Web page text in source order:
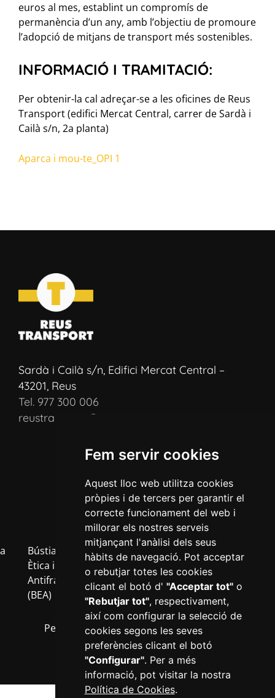
Fem servir cookies
Aquest lloc web utilitza cookies
pròpies i de tercers per garantir el
correcte funcionament del web i
millorar els nostres serveis
mitjançant l'anàlisi dels seus
hàbits de navegació. Pot acceptar
o rebutjar totes les cookies
clicant el botó d' "Acceptar tot"o
"Rebutjar tot", respectivament,
així com configurar la selecció de
cookies segons les seves
preferències clicant el botó
"Configurar". Per a més
informació, pot visitar la nostra
Política de Cookies.
euros al mes, establint un compromís de
permanència d’un any, amb l’objectiu de promoure
l’adopció de mitjans de transport més sostenibles.
INFORMACIÓ I TRAMITACIÓ:
Per obtenir-la cal adreçar-se a les oficines de Reus
Transport (edifici Mercat Central, carrer de Sardà i
Cailà s/n, 2a planta)
Aparca i mou-te_OPI 1
Sardà i Cailà s/n, Edifici Mercat Central –
43201, Reus
Tel. 977 300 006
reustransport@reustransport.cat
Bústia
Ètica i
Antifrau
(BEA)
Política
de
privacitat
Política
de
cookies
Avís
Legal
Perfil del contractant Transparència